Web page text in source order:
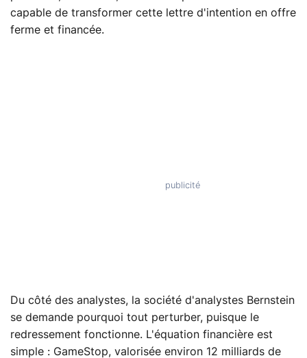
capable de transformer cette lettre d'intention en offre
ferme et financée.
Du côté des analystes, la société d'analystes Bernstein
se demande pourquoi tout perturber, puisque le
redressement fonctionne. L'équation financière est
simple : GameStop, valorisée environ 12 milliards de